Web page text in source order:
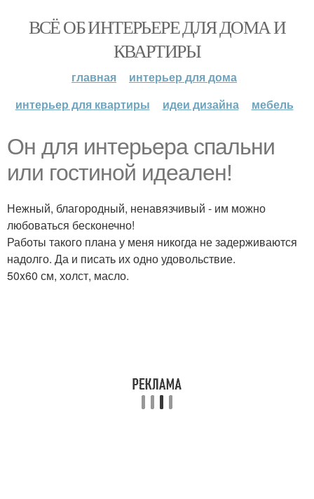
ВСЁ ОБ ИНТЕРЬЕРЕ ДЛЯ ДОМА И
КВАРТИРЫ
главная
интерьер для дома
интерьер для квартиры
идеи дизайна мебель
Он для интерьера спальни
или гостиной идеален!
Нежный, благородный, ненавязчивый - им можно
любоваться бесконечно!
Работы такого плана у меня никогда не задерживаются
надолго. Да и писать их одно удовольствие.
50x60 см, холст, масло.